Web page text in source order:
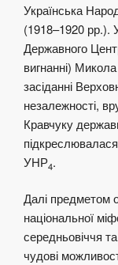
Українська
(1918–1920 рр.).
Державного
вигнанні)
засіданні
незалежності,
Кравчуку
УНР4.
Далі предметом
національної
середньовіччя
чудові